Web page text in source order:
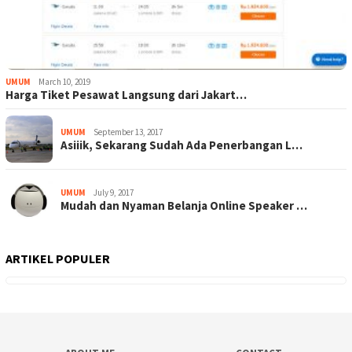
UMUM March 10, 2019
Harga Tiket Pesawat Langsung dari Jakart…
UMUM September 13, 2017
Asiiik, Sekarang Sudah Ada Penerbangan L…
UMUM July 9, 2017
Mudah dan Nyaman Belanja Online Speaker …
ARTIKEL POPULER